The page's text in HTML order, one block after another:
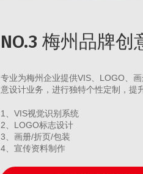
NO.3 梅州品牌创
专业为梅州企业提供VIS、LOGO、
意设计业务，进行独特个性定制，提
1、VIS视觉识别系统
2、LOGO标志设计
3、画册/折页/包装
4、宣传资料制作